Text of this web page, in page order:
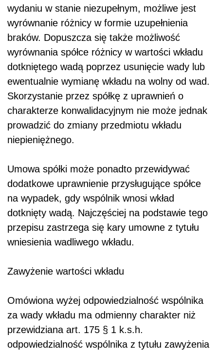
wydaniu w stanie niezupełnym, możliwe jest
wyrównanie różnicy w formie uzupełnienia
braków. Dopuszcza się także możliwość
wyrównania spółce różnicy w wartości wkładu
dotkniętego wadą poprzez usunięcie wady lub
ewentualnie wymianę wkładu na wolny od wad.
Skorzystanie przez spółkę z uprawnień o
charakterze konwalidacyjnym nie może jednak
prowadzić do zmiany przedmiotu wkładu
niepieniężnego.
Umowa spółki może ponadto przewidywać
dodatkowe uprawnienie przysługujące spółce
na wypadek, gdy wspólnik wnosi wkład
dotknięty wadą. Najczęściej na podstawie tego
przepisu zastrzega się kary umowne z tytułu
wniesienia wadliwego wkładu.
Zawyżenie wartości wkładu
Omówiona wyżej odpowiedzialność wspólnika
za wady wkładu ma odmienny charakter niż
przewidziana art. 175 § 1 k.s.h.
odpowiedzialność wspólnika z tytułu zawyżenia